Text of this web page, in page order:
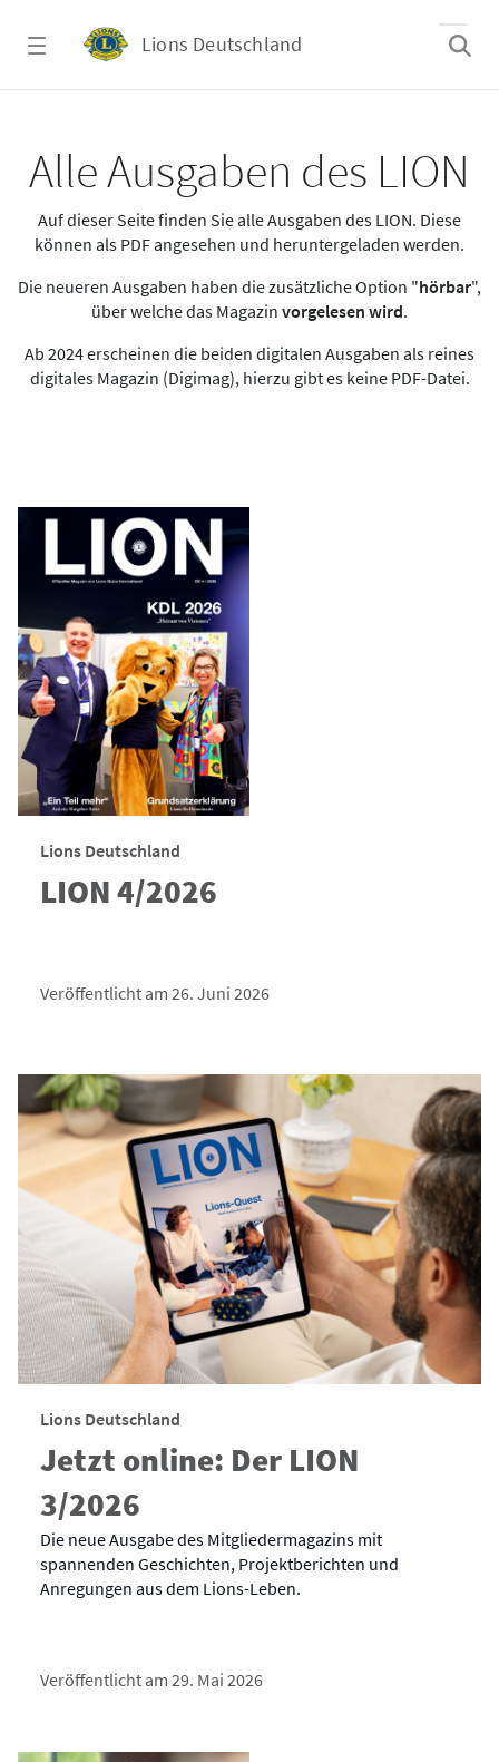
Lions Deutschland
Alle Ausgaben des LION
Auf dieser Seite finden Sie alle Ausgaben des LION. Diese
können als PDF angesehen und heruntergeladen werden.
Die neueren Ausgaben haben die zusätzliche Option "hörbar",
über welche das Magazin vorgelesen wird.
Ab 2024 erscheinen die beiden digitalen Ausgaben als reines
digitales Magazin (Digimag), hierzu gibt es keine PDF-Datei.
Lions Deutschland
LION 4/2026
Veröffentlicht am 26. Juni 2026
Lions Deutschland
Jetzt online: Der LION
3/2026
Die neue Ausgabe des Mitgliedermagazins mit
spannenden Geschichten, Projektberichten und
Anregungen aus dem Lions-Leben.
Veröffentlicht am 29. Mai 2026